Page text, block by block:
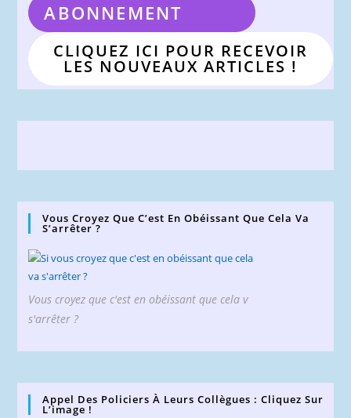
ABONNEMENT
CLIQUEZ ICI POUR RECEVOIR
LES NOUVEAUX ARTICLES !
Vous Croyez Que C’est En Obéissant Que Cela Va
S’arrêter ?
Vous croyez que c'est en obéissant que cela v
s'arrêter ?
Appel Des Policiers À Leurs Collègues : Cliquez Sur
L’image !